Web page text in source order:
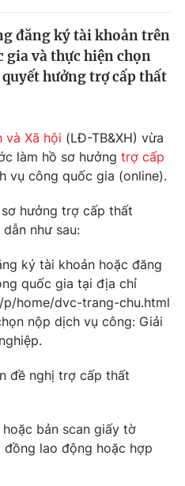
đăng ký tài khoản trên
gia và thực hiện chọn
hưởng trợ cấp thất
và Xã hội (LĐ-TB&XH) vừa
làm hồ sơ hưởng trợ cấp
vụ công quốc gia (online).
hưởng trợ cấp thất
như sau:
ký tài khoản hoặc đăng
quốc gia tại địa chỉ
home/dvc-trang-chu.html
nộp dịch vụ công: Giải
đề nghị trợ cấp thất
bản scan giấy tờ
lao động hoặc hợp